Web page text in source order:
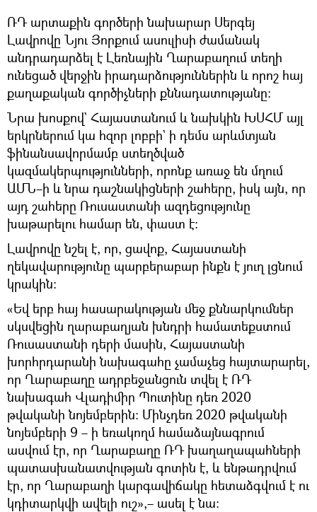
ՌԴ արտաքին գործերի նախարար Սերգեյ
Լավրովը Նյու Յորքում ասուլիսի ժամանակ
անդրադարձել է Լեռնային Ղարաբաղում տեղի
ունեցած վերջին իրադարձություններին և որոշ հայ
քաղաքական գործիչների քննադատությանը:
Նրա խոսքով` Հայաստանում և նախկին ԽՍՀՄ այլ
երկրներում կա հզոր լոբբի` ի դեմս արևմտյան
ֆինանսավորմամբ ստեղծված
կազմակերպությունների, որոնք առաջ են մղում
ԱՄՆ–ի և նրա դաշնակիցների շահերը, իսկ այն, որ
այդ շահերը Ռուսաստանի ազդեցությունը
խաթարելու համար են, փաստ է։
Լավրովը նշել է, որ, ցավոք, Հայաստանի
ղեկավարությունը պարբերաբար ինքն է յուղ լցնում
կրակին։
«Եվ երբ հայ հասարակության մեջ քննարկումներ
սկսվեցին ղարաբաղյան խնդրի համատեքստում
Ռուսաստանի դերի մասին, Հայաստանի
խորհրդարանի նախագահը չամաչեց հայտարարել,
որ Ղարաբաղը ադրբեջանցուն տվել է ՌԴ
նախագահ Վլադիմիր Պուտինը դեռ 2020
թվականի նոյեմբերին։ Մինչդեռ 2020 թվականի
նոյեմբերի 9 – ի եռակողմ համաձայնագրում
ասվում էր, որ Ղարաբաղը ՌԴ խաղաղապահների
պատասխանատվության գոտին է, և ենթադրվում
էր, որ Ղարաբաղի կարգավիճակը հետաձգվում է ու
կդիտարկվի ավելի ուշ»,– ասել է նա։